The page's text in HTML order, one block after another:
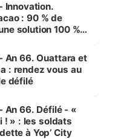
Innovation.
: 90 % de
solution 100 %
An 66. Ouattara et
: rendez vous au
défilé
An 66. Défilé - «
! » : les soldats
à Yop’ City